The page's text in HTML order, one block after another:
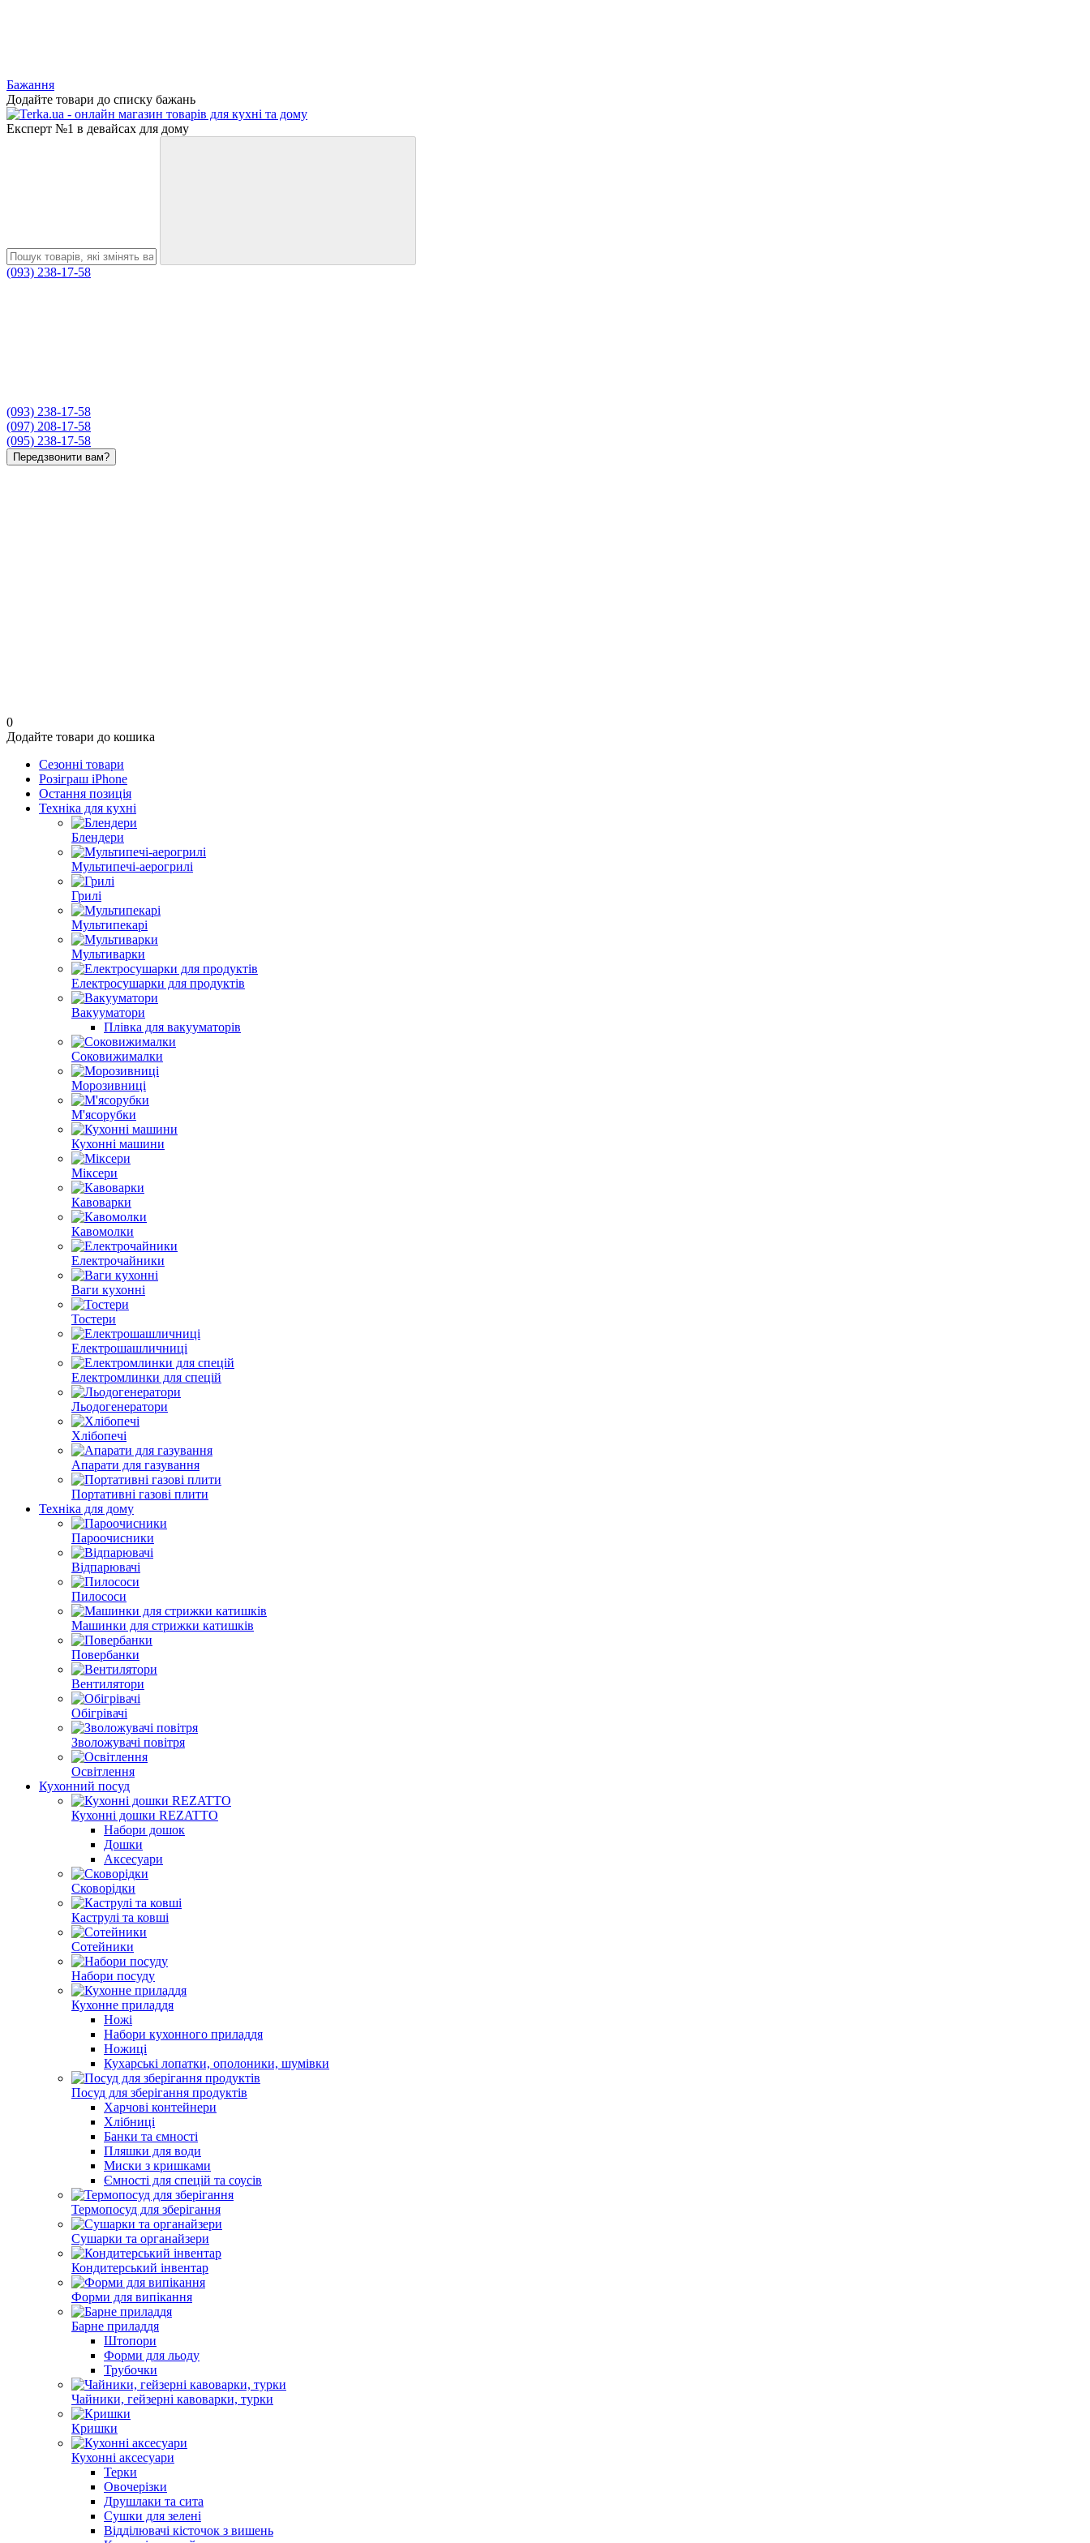
Бажання
Додайте товари до списку бажань
Експерт №1 в девайсах для дому
(093) 238-17-58
(093) 238-17-58
(097) 208-17-58
(095) 238-17-58
Передзвонити вам?
0
Додайте товари до кошика
Сезонні товари
Розіграш iPhone
Остання позиція
Техніка для кухні
Блендери
Мультипечі-аерогрилі
Грилі
Мультипекарі
Мультиварки
Електросушарки для продуктів
Вакууматори
Плівка для вакууматорів
Соковижималки
Морозивниці
М'ясорубки
Кухонні машини
Міксери
Кавоварки
Кавомолки
Електрочайники
Ваги кухонні
Тостери
Електрошашличниці
Електромлинки для спецій
Льодогенератори
Хлібопечі
Апарати для газування
Портативні газові плити
Техніка для дому
Пароочисники
Відпарювачі
Пилососи
Машинки для стрижки катишків
Повербанки
Вентилятори
Обігрівачі
Зволожувачі повітря
Освітлення
Кухонний посуд
Кухонні дошки REZATTO
Набори дошок
Дошки
Аксесуари
Сковорідки
Каструлі та ковші
Сотейники
Набори посуду
Кухонне приладдя
Ножі
Набори кухонного приладдя
Ножиці
Кухарські лопатки, ополоники, шумівки
Посуд для зберігання продуктів
Харчові контейнери
Хлібниці
Банки та ємності
Пляшки для води
Миски з кришками
Ємності для спецій та соусів
Термопосуд для зберігання
Сушарки та органайзери
Кондитерський інвентар
Форми для випікання
Барне приладдя
Штопори
Форми для льоду
Трубочки
Чайники, гейзерні кавоварки, турки
Кришки
Кухонні аксесуари
Терки
Овочерізки
Друшлаки та сита
Сушки для зелені
Відділювачі кісточок з вишень